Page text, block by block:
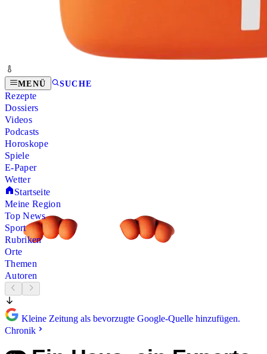
MENÜ SUCHE
Rezepte
Dossiers
Videos
Podcasts
Horoskope
Spiele
E-Paper
Wetter
Startseite
Meine Region
Top News
Sport
Rubriken
Orte
Themen
Autoren
Kleine Zeitung als bevorzugte Google-Quelle hinzufügen.
Chronik